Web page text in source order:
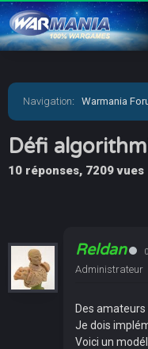
Navigation: Warmania
Défi
10 réponses, 7209 vues
Reldan
Administrateur
Des
Je dois
Voici un